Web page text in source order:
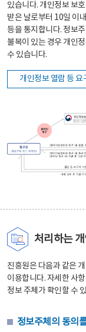
있습니다. 개인정보 보
받은 날로부터 10일 이
등을 통지합니다. 정보
불복이 있는 경우 개인
수 있습니다.
개인정보 열람 등 요
처리하는
진흥원은 다음과 같은
이용합니다. 자세한 사
정보 주체가 확인할 수
정보주체의 동의